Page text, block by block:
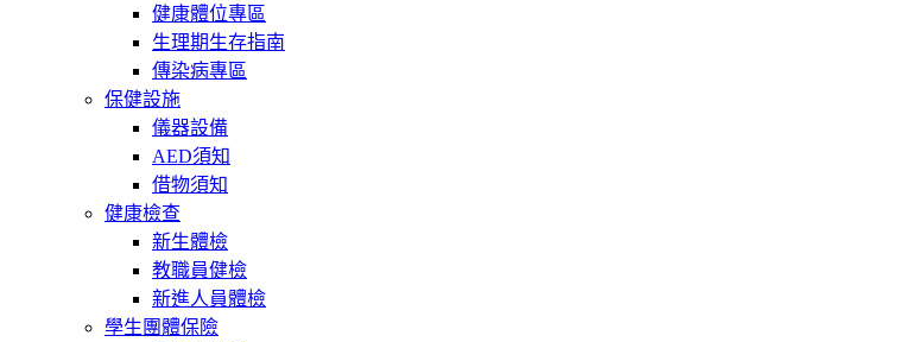
健康體位專區
生理期生存指南
傳染病專區
保健設施
儀器設備
AED須知
借物須知
健康檢查
新生體檢
教職員健檢
新進人員體檢
學生團體保險